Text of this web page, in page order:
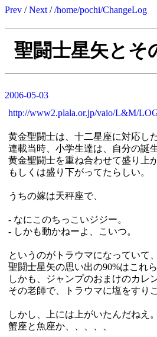
Prev /Next //home/pochi/ChangeLog
聖闘士星矢とそ
2006-05-03
http://www2.plala.or.jp/vaio/L&M/
黄金聖闘士は、十二星座に対応し
連載当時、小学生達は、自分の誕
黄金聖闘士を重ね合わせて盛り上
もしくは盛り下がってたらしい。
うちの嫁は天秤座で、
- なにこのちっこいジジー。
- しかも動かねーよ、こいつ。
というのがトラウマになっていて、
聖闘士星矢の思い出の90%はこれら
しかも、ジャンプのおまけのカレ
その老師で、トラウマに塩をすり
しかし、上には上がいたんだねえ。
蟹座と魚座か、、、、、